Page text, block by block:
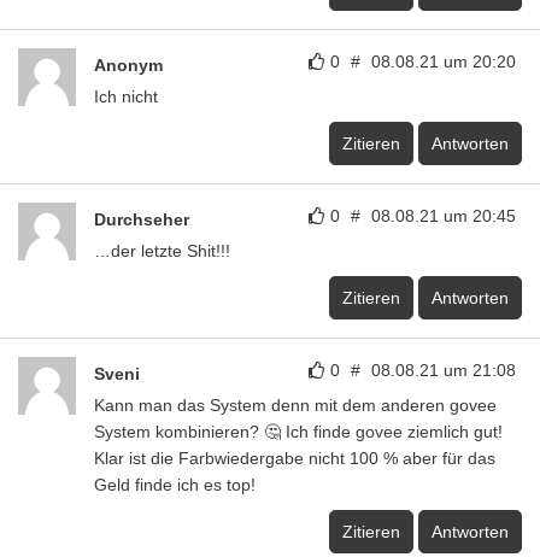
0 # 08.08.21 um 20:20
Anonym
Ich nicht
Zitieren Antworten
0 # 08.08.21 um 20:45
Durchseher
…der letzte Shit!!!
Zitieren Antworten
0 # 08.08.21 um 21:08
Sveni
Kann man das System denn mit dem anderen govee
System kombinieren? 🤔 Ich finde govee ziemlich gut!
Klar ist die Farbwiedergabe nicht 100 % aber für das
Geld finde ich es top!
Zitieren Antworten